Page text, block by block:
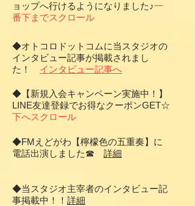
ョップへ行けるようになりました♪一
番下までスクロール
◆オトコロドットコムに当スタジオの
インタビュー記事が掲載されまし
た！
インタビュー記事へ
◆【新規入会キャンペーン実施中！】
LINE友達登録でお得なクーポンGET☆
下へスクロール
◆FMえどがわ【檸檬色の五重奏】に
電話出演しました☎ 詳細
◆当スタジオ主宰者のインタビュー記
事掲載中！！ 詳細